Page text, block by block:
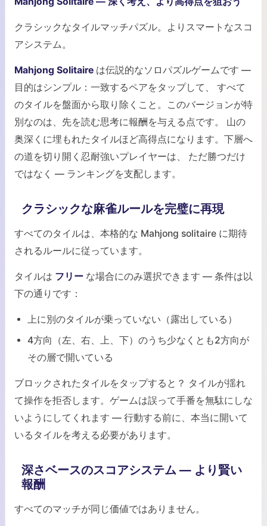
クラシックなタイルマッチパズル。よりスマートなスコ
アシステム。
Mahjong Solitaire は伝説的なソロパズルゲームです —
目的はシンプル：一致するペアをタップして、 すべて
のタイルを盤面から取り除くこと。このバージョンが特
別なのは、先を読む思考に報酬を与える点です。 山の
奥深くに埋もれたタイルほど高得点になります。下層へ
の道を切り開く忍耐強いプレイヤーは、 ただ勝つだけ
ではなく — ランキングを支配します。
クラシックな麻雀ルールを完璧に再現
すべてのタイルは、本格的な Mahjong solitaire に期待
されるルールに従っています。
タイルは フリー な場合にのみ選択できます — 条件は以
下の通りです：
上に別のタイルが乗っていない（露出している）
4方向（左、右、上、下）のうち少なくとも2方向が
その層で開いている
ブロックされたタイルをタップすると？ タイルが揺れ
て操作を拒否します。ゲームは誤って手番を無駄にしな
いようにしてくれます — 行動する前に、本当に開いて
いるタイルを考える必要があります。
深さベースのスコアシステム — より賢い
報酬
すべてのマッチが同じ価値ではありません。